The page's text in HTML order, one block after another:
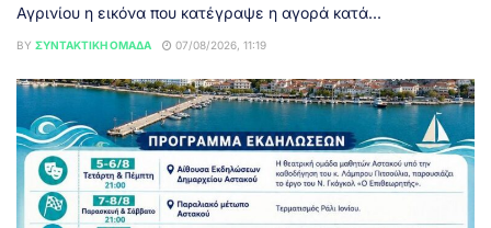
Αγρινίου η εικόνα που κατέγραψε η αγορά κατά...
BY ΣΥΝΤΑΚΤΙΚΉ ΟΜΆΔΑ 07/08/2026, 11:19